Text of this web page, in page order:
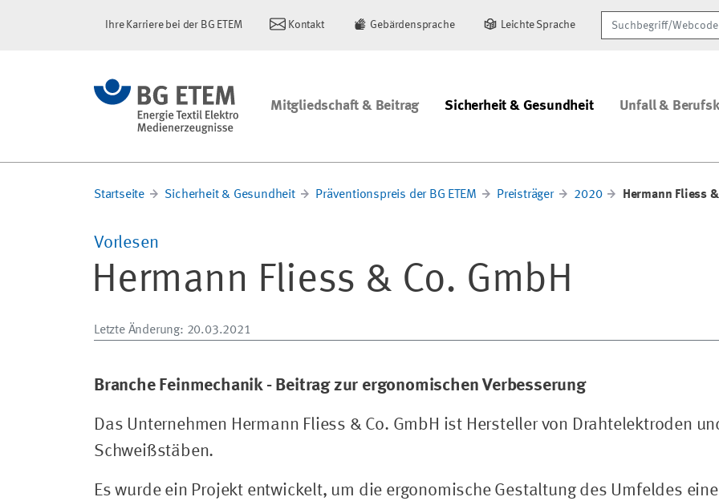
Ihre Karriere bei der BG ETEM Kontakt Gebärdensprache Leichte Sprache Suchbegriff/Webcode
Mitgliedschaft & Beitrag Sicherheit & Gesundheit Unfall &
Startseite Sicherheit & Gesundheit Präventionspreis der BG ETEM Preisträger 2020 Hermann Fliess &
Vorlesen
Hermann Fliess & Co. GmbH
Letzte Änderung: 20.03.2021
Branche Feinmechanik - Beitrag zur ergonomischen Verbesserung
Das Unternehmen Hermann Fliess & Co. GmbH ist Hersteller von Drahtelektroden
Schweißstäben.
Es wurde ein Projekt entwickelt, um die ergonomische Gestaltung des Umfeldes